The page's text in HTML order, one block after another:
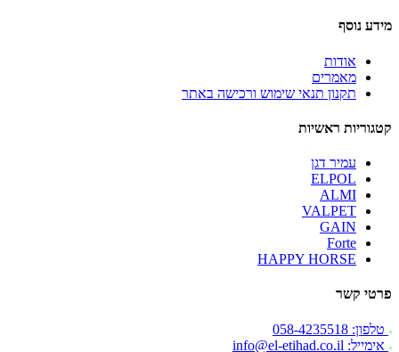
מידע נוסף
אודות
מאמרים
תקנון תנאי שימוש ורכישה באתר
קטגוריות ראשיות
עמיר דגן
ELPOL
ALMI
VALPET
GAIN
Forte
HAPPY HORSE
פרטי קשר
טלפון: 058-4235518
אימייל: info@el-etihad.co.il